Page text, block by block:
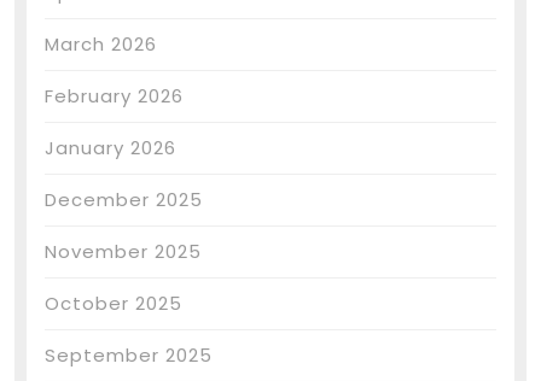
March 2026
February 2026
January 2026
December 2025
November 2025
October 2025
September 2025